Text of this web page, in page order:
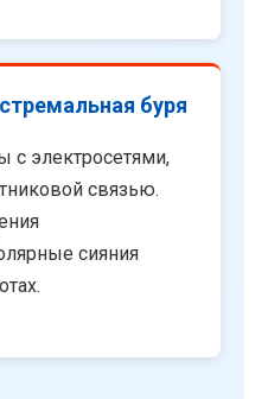
буря
электросетями,
связью.
сияния